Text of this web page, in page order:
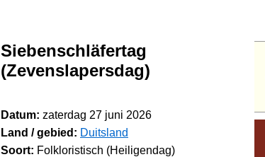
Siebenschläfertag
(Zevenslapersdag)
Datum: zaterdag 27 juni 2026
Land / gebied: Duitsland
Soort: Folkloristisch (Heiligendag)